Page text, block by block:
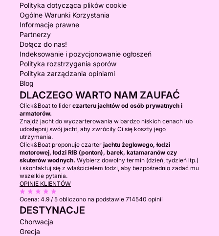
Polityka dotycząca plików cookie
Ogólne Warunki Korzystania
Informacje prawne
Partnerzy
Dołącz do nas!
Indeksowanie i pozycjonowanie ogłoszeń
Polityka rozstrzygania sporów
Polityka zarządzania opiniami
Blog
DLACZEGO WARTO NAM ZAUFAĆ
Click&Boat to lider czarteru jachtów od osób prywatnych i
armatorów.
Znajdź jacht do wyczarterowania w bardzo niskich cenach lub
udostępnij swój jacht, aby zwróciły Ci się koszty jego
utrzymania.
Click&Boat proponuje czarter jachtu żeglowego, łodzi
motorowej, łodzi RIB (ponton), barek, katamaranów czy
skuterów wodnych. Wybierz dowolny termin (dzień, tydzień itp.)
i skontaktuj się z właścicielem łodzi, aby bezpośrednio zadać mu
wszelkie pytania.
OPINIE KLIENTÓW
Ocena: 4.9 / 5 obliczono na podstawie 714540 opinii
DESTYNACJE
Chorwacja
Grecja